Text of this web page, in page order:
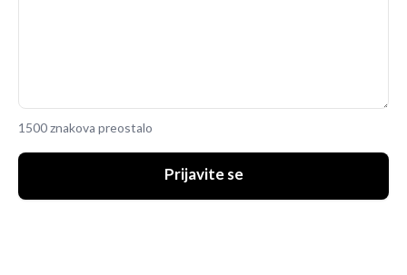
1500 znakova preostalo
Prijavite se